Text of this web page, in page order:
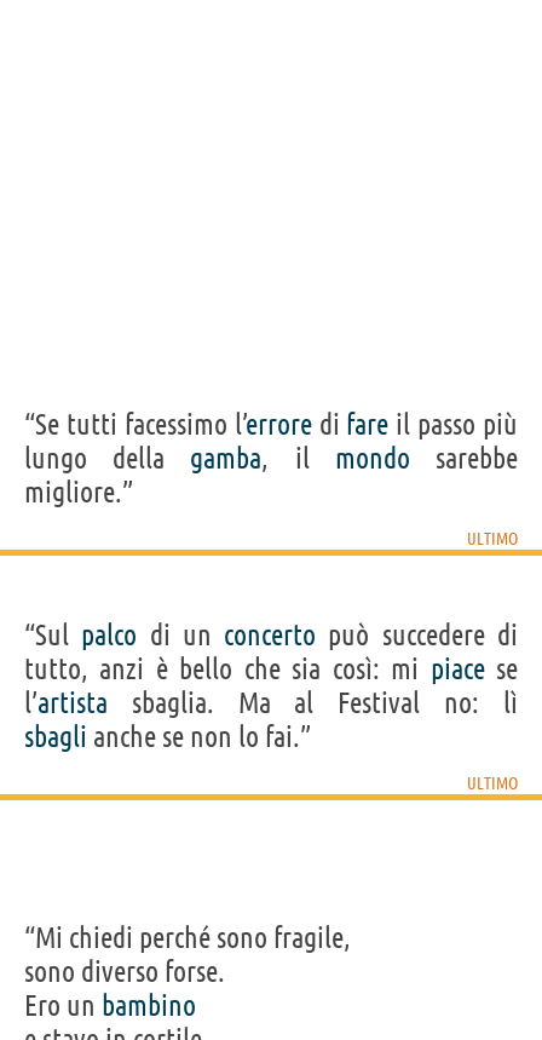
“Se tutti facessimo l’erroredi fare il passo più
lungo della gamba, il mondo sarebbe
migliore.”
ULTIMO
“Sul palco di un concerto può succedere di
tutto, anzi è bello che sia così: mi piacese
l’artista sbaglia. Ma al Festival no: lì
sbagli anche se non lo fai.”
ULTIMO
“Mi chiedi perché sono fragile,
sono diverso forse.
Ero un bambino